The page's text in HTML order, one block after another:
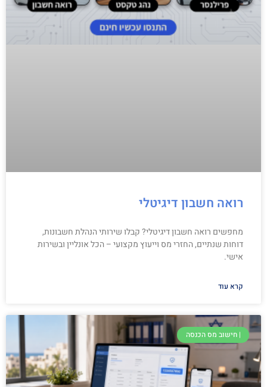
רואה חשבון דיגיטלי
מחפשים רואה חשבון דיגיטלי? קבלו שירותי הנהלת חשבונות,
דוחות שנתיים, החזרי מס וייעוץ מקצועי – הכל אונליין ובשירות
אישי.
קרא עוד
| חישוב מס הכנסה